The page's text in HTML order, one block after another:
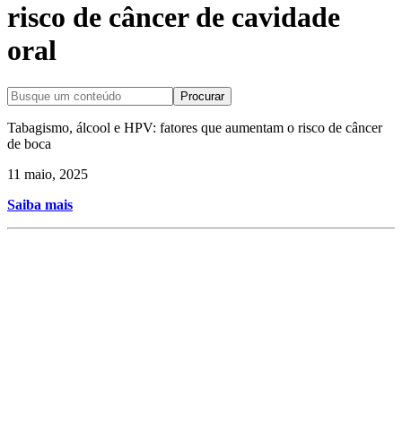
risco de câncer de cavidade
oral
Procurar
Tabagismo, álcool e HPV: fatores que aumentam o risco de câncer
de boca
11 maio, 2025
Saiba mais